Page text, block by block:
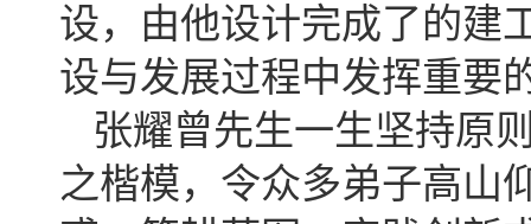
设，由他设计完成了的建
设与发展过程中发挥重要
张耀曾先生一生坚持原
之楷模，令众多弟子高山